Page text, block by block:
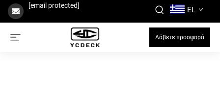
[email protected] EL
Λάβετε προσφορά